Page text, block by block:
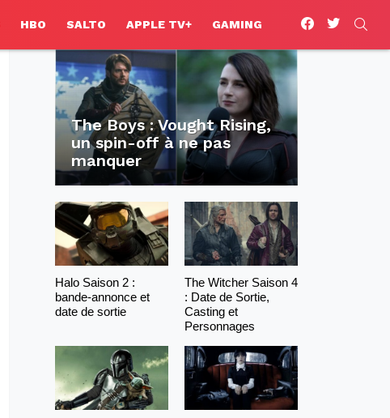
HBO SALTO APPLE TV+ GAMING
facebooktwitter
The Boys : Vought Rising,
un spin-off à ne pas
manquer
Halo Saison 2 :
bande-annonce et
date de sortie
The Witcher Saison 4
: Date de Sortie,
Casting et
Personnages